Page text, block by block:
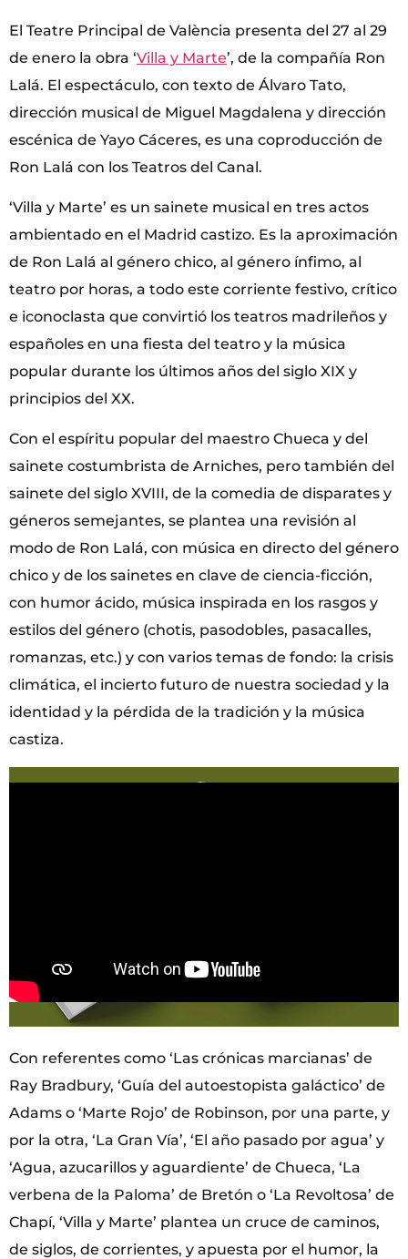
El Teatre Principal de València presenta del 27 al 29
de enero la obra ‘Villa y Marte’, de la compañía Ron
Lalá. El espectáculo, con texto de Álvaro Tato,
dirección musical de Miguel Magdalena y dirección
escénica de Yayo Cáceres, es una coproducción de
Ron Lalá con los Teatros del Canal.
‘Villa y Marte’ es un sainete musical en tres actos
ambientado en el Madrid castizo. Es la aproximación
de Ron Lalá al género chico, al género ínfimo, al
teatro por horas, a todo este corriente festivo, crítico
e iconoclasta que convirtió los teatros madrileños y
españoles en una fiesta del teatro y la música
popular durante los últimos años del siglo XIX y
principios del XX.
Con el espíritu popular del maestro Chueca y del
sainete costumbrista de Arniches, pero también del
sainete del siglo XVIII, de la comedia de disparates y
géneros semejantes, se plantea una revisión al
modo de Ron Lalá, con música en directo del género
chico y de los sainetes en clave de ciencia-ficción,
con humor ácido, música inspirada en los rasgos y
estilos del género (chotis, pasodobles, pasacalles,
romanzas, etc.) y con varios temas de fondo: la crisis
climática, el incierto futuro de nuestra sociedad y la
identidad y la pérdida de la tradición y la música
castiza.
Con referentes como ‘Las crónicas marcianas’ de
Ray Bradbury, ‘Guía del autoestopista galáctico’ de
Adams o ‘Marte Rojo’ de Robinson, por una parte, y
por la otra, ‘La Gran Vía’, ‘El año pasado por agua’ y
‘Agua, azucarillos y aguardiente’ de Chueca, ‘La
verbena de la Paloma’ de Bretón o ‘La Revoltosa’ de
Chapí, ‘Villa y Marte’ plantea un cruce de caminos,
de siglos, de corrientes, y apuesta por el humor, la